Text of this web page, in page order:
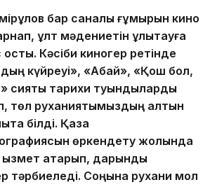
бар саналы ғұмырын кино
ұлт мәдениетін ұлықтауға
Кәсіби киногер ретінде
күйреуі», «Абай», «Қош бол,
сияқты тарихи туындыларды
төл руханиятымыздың алтын
білді. Қазақ
өркендету жолында
қызмет атқарып, дарынды
тәрбиеледі. Соңына рухани мол